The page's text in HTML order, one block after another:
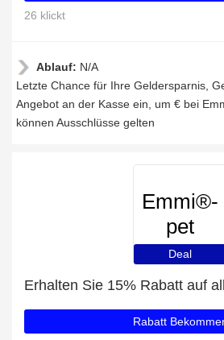
26 klickt
Ablauf: N/A
Letzte Chance für Ihre Geldersparnis,
Angebot an der Kasse ein, um € bei
können Ausschlüsse gelten
Emmi®-
pet
Deal
Rabatt